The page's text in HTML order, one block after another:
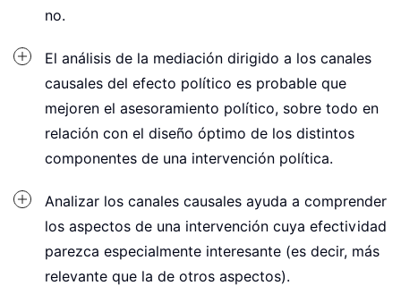
no.
El análisis de la mediación dirigido a los canales
causales del efecto político es probable que
mejoren el asesoramiento político, sobre todo en
relación con el diseño óptimo de los distintos
componentes de una intervención política.
Analizar los canales causales ayuda a comprender
los aspectos de una intervención cuya efectividad
parezca especialmente interesante (es decir, más
relevante que la de otros aspectos).